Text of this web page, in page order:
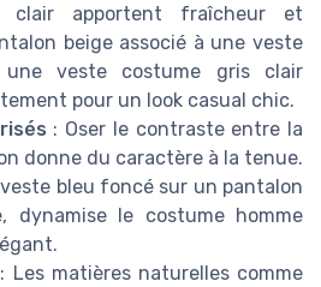
apportent fraîcheur et
beige associé à une veste
veste costume gris clair
pour un look casual chic.
: Oser le contraste entre la
donne du caractère à la tenue.
bleu foncé sur un pantalon
dynamise le costume homme
: Les matières naturelles comme